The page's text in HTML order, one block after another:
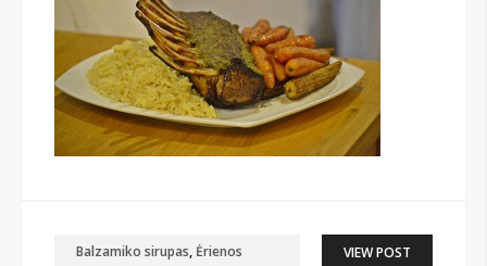
Balzamiko sirupas, Ėrienos VIEW POST